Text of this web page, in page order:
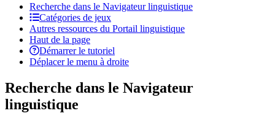
Recherche dans le Navigateur linguistique
Catégories de jeux
Autres ressources du Portail linguistique
Haut de la page
Démarrer le tutoriel
Déplacer le menu à droite
Recherche dans le Navigateur
linguistique